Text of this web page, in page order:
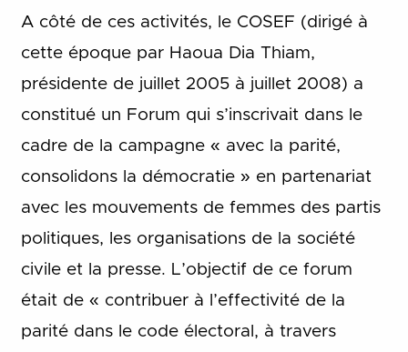
A côté de ces activités, le COSEF (dirigé à
cette époque par Haoua Dia Thiam,
présidente de juillet 2005 à juillet 2008) a
constitué un Forum qui s’inscrivait dans le
cadre de la campagne « avec la parité,
consolidons la démocratie » en partenariat
avec les mouvements de femmes des partis
politiques, les organisations de la société
civile et la presse. L’objectif de ce forum
était de « contribuer à l’effectivité de la
parité dans le code électoral, à travers